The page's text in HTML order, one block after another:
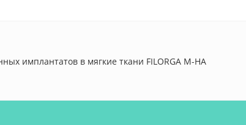
имплантатов в мягкие ткани FILORGA M-HA